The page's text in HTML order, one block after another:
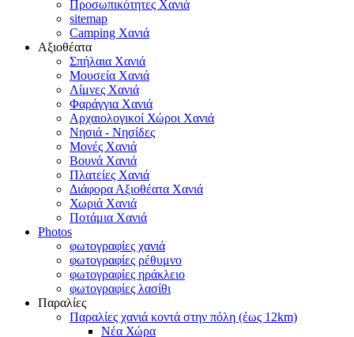
Προσωπικότητες Χανιά
sitemap
Camping Χανιά
Αξιοθέατα
Σπήλαια Χανιά
Μουσεία Χανιά
Λίμνες Χανιά
Φαράγγια Χανιά
Αρχαιολογικοί Χώροι Χανιά
Νησιά - Νησίδες
Μονές Χανιά
Βουνά Χανιά
Πλατείες Χανιά
Διάφορα Αξιοθέατα Χανιά
Χωριά Χανιά
Ποτάμια Χανιά
Photos
φωτογραφίες χανιά
φωτογραφίες ρέθυμνο
φωτογραφίες ηράκλειο
φωτογραφίες λασίθι
Παραλίες
Παραλίες χανιά κοντά στην πόλη (έως 12km)
Νέα Χώρα